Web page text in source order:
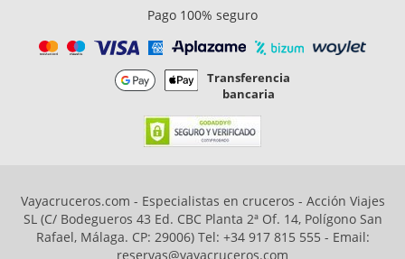
Pago 100% seguro
Transferencia
bancaria
Vayacruceros.com - Especialistas en cruceros - Acción Viajes
SL (C/ Bodegueros 43 Ed. CBC Planta 2ª Of. 14, Polígono San
Rafael, Málaga. CP: 29006) Tel: +34 917 815 555 - Email:
reservas@vayacruceros.com